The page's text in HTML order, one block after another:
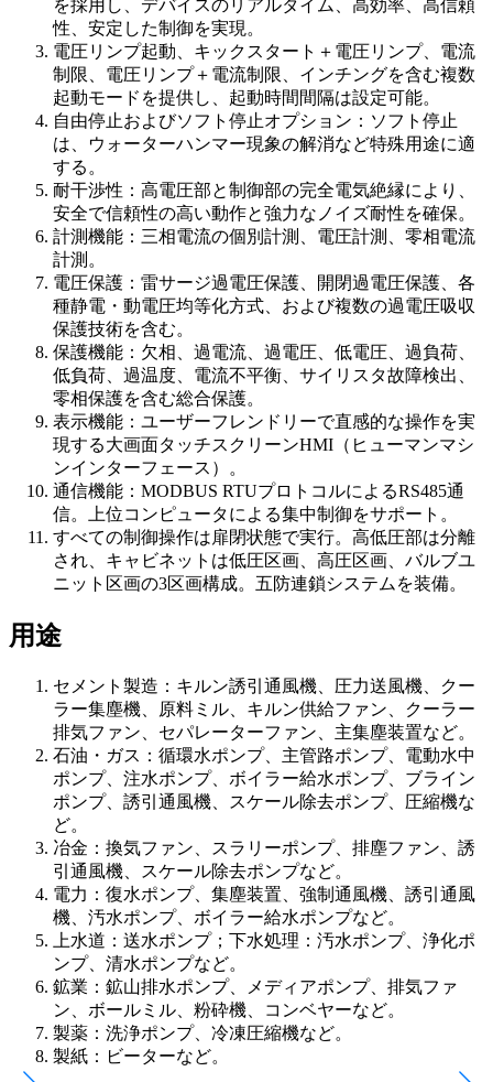
を採用し、デバイスのリアルタイム、高効率、高信頼
性、安定した制御を実現。
電圧リンプ起動、キックスタート＋電圧リンプ、電流
制限、電圧リンプ＋電流制限、インチングを含む複数
起動モードを提供し、起動時間間隔は設定可能。
自由停止およびソフト停止オプション：ソフト停止
は、ウォーターハンマー現象の解消など特殊用途に適
する。
耐干渉性：高電圧部と制御部の完全電気絶縁により、
安全で信頼性の高い動作と強力なノイズ耐性を確保。
計測機能：三相電流の個別計測、電圧計測、零相電流
計測。
電圧保護：雷サージ過電圧保護、開閉過電圧保護、各
種静電・動電圧均等化方式、および複数の過電圧吸収
保護技術を含む。
保護機能：欠相、過電流、過電圧、低電圧、過負荷、
低負荷、過温度、電流不平衡、サイリスタ故障検出、
零相保護を含む総合保護。
表示機能：ユーザーフレンドリーで直感的な操作を実
現する大画面タッチスクリーンHMI（ヒューマンマシ
ンインターフェース）。
通信機能：MODBUS RTUプロトコルによるRS485通
信。上位コンピュータによる集中制御をサポート。
すべての制御操作は扉閉状態で実行。高低圧部は分離
され、キャビネットは低圧区画、高圧区画、バルブユ
ニット区画の3区画構成。五防連鎖システムを装備。
用途
セメント製造：キルン誘引通風機、圧力送風機、クー
ラー集塵機、原料ミル、キルン供給ファン、クーラー
排気ファン、セパレーターファン、主集塵装置など。
石油・ガス：循環水ポンプ、主管路ポンプ、電動水中
ポンプ、注水ポンプ、ボイラー給水ポンプ、ブライン
ポンプ、誘引通風機、スケール除去ポンプ、圧縮機な
ど。
冶金：換気ファン、スラリーポンプ、排塵ファン、誘
引通風機、スケール除去ポンプなど。
電力：復水ポンプ、集塵装置、強制通風機、誘引通風
機、汚水ポンプ、ボイラー給水ポンプなど。
上水道：送水ポンプ；下水処理：汚水ポンプ、浄化ポ
ンプ、清水ポンプなど。
鉱業：鉱山排水ポンプ、メディアポンプ、排気ファ
ン、ボールミル、粉砕機、コンベヤーなど。
製薬：洗浄ポンプ、冷凍圧縮機など。
製紙：ビーターなど。